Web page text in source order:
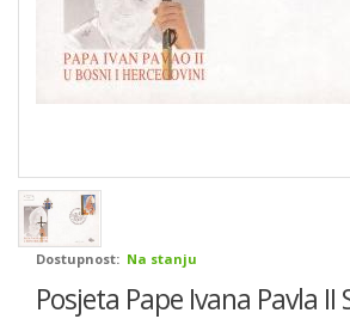
Dostupnost: Na stanju
Posjeta Pape Ivana Pavla II